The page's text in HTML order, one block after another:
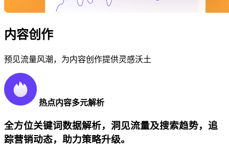
内容创作
预见流量风潮，为内容创作提供灵感沃土
热点内容多元解析
全方位关键词数据解析，洞见流量及搜索趋势，追
踪营销动态，助力策略升级。